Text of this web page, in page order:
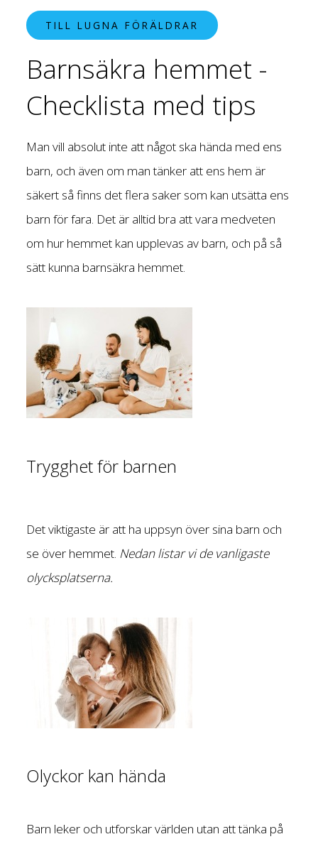
TILL LUGNA FÖRÄLDRAR
Barnsäkra hemmet -
Checklista med tips
Man vill absolut inte att något ska hända med ens
barn, och även om man tänker att ens hem är
säkert så finns det flera saker som kan utsätta ens
barn för fara. Det är alltid bra att vara medveten
om hur hemmet kan upplevas av barn, och på så
sätt kunna barnsäkra hemmet.
Trygghet för barnen
Det viktigaste är att ha uppsyn över sina barn och
se över hemmet. Nedan listar vi de vanligaste
olycksplatserna.
Olyckor kan hända
Barn leker och utforskar världen utan att tänka på